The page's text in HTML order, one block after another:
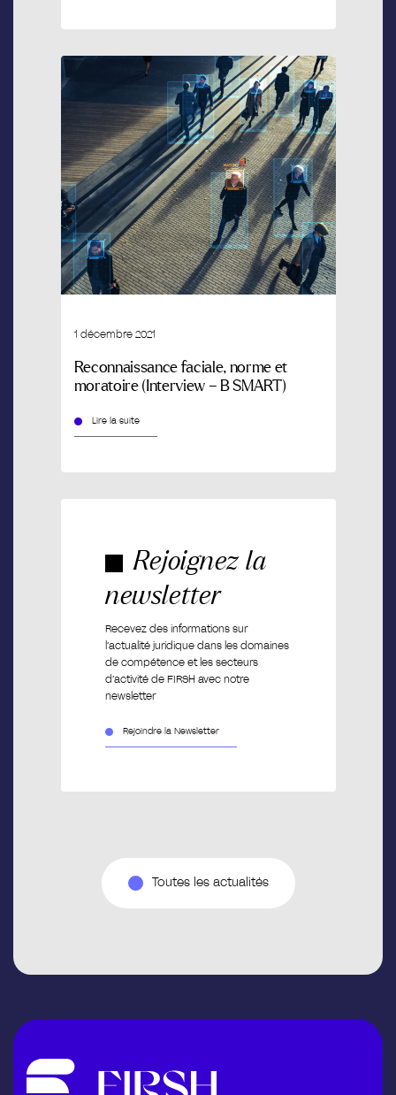
1 décembre 2021
Reconnaissance faciale, norme et
moratoire (Interview – B SMART)
Lire la suite
Rejoignez la
newsletter
Recevez des informations sur
l’actualité juridique dans les domaines
de compétence et les secteurs
d’activité de FIRSH avec notre
newsletter
Rejoindre la Newsletter
Toutes les actualités